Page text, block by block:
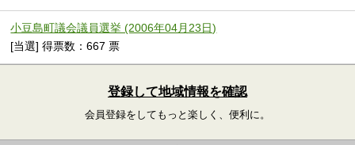
小豆島町議会議員選挙 (2006年04月23日)
[当選] 得票数：667 票
登録して地域情報を確認
会員登録をしてもっと楽しく、便利に。